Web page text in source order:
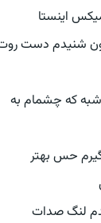
اینستا
شنیدم دست
که چشمام به
حس بهتر
لنگ صدات